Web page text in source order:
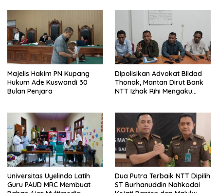
Majelis Hakim PN Kupang
Hukum Ade Kuswandi 30
Bulan Penjara
Dipolisikan Advokat Bildad
Thonak, Mantan Dirut Bank
NTT Izhak Rihi Mengaku
Universitas Uyelindo Latih
Guru PAUD MRC Membuat
Dua Putra Terbaik NTT Dipilih
ST Burhanuddin Nahkodai